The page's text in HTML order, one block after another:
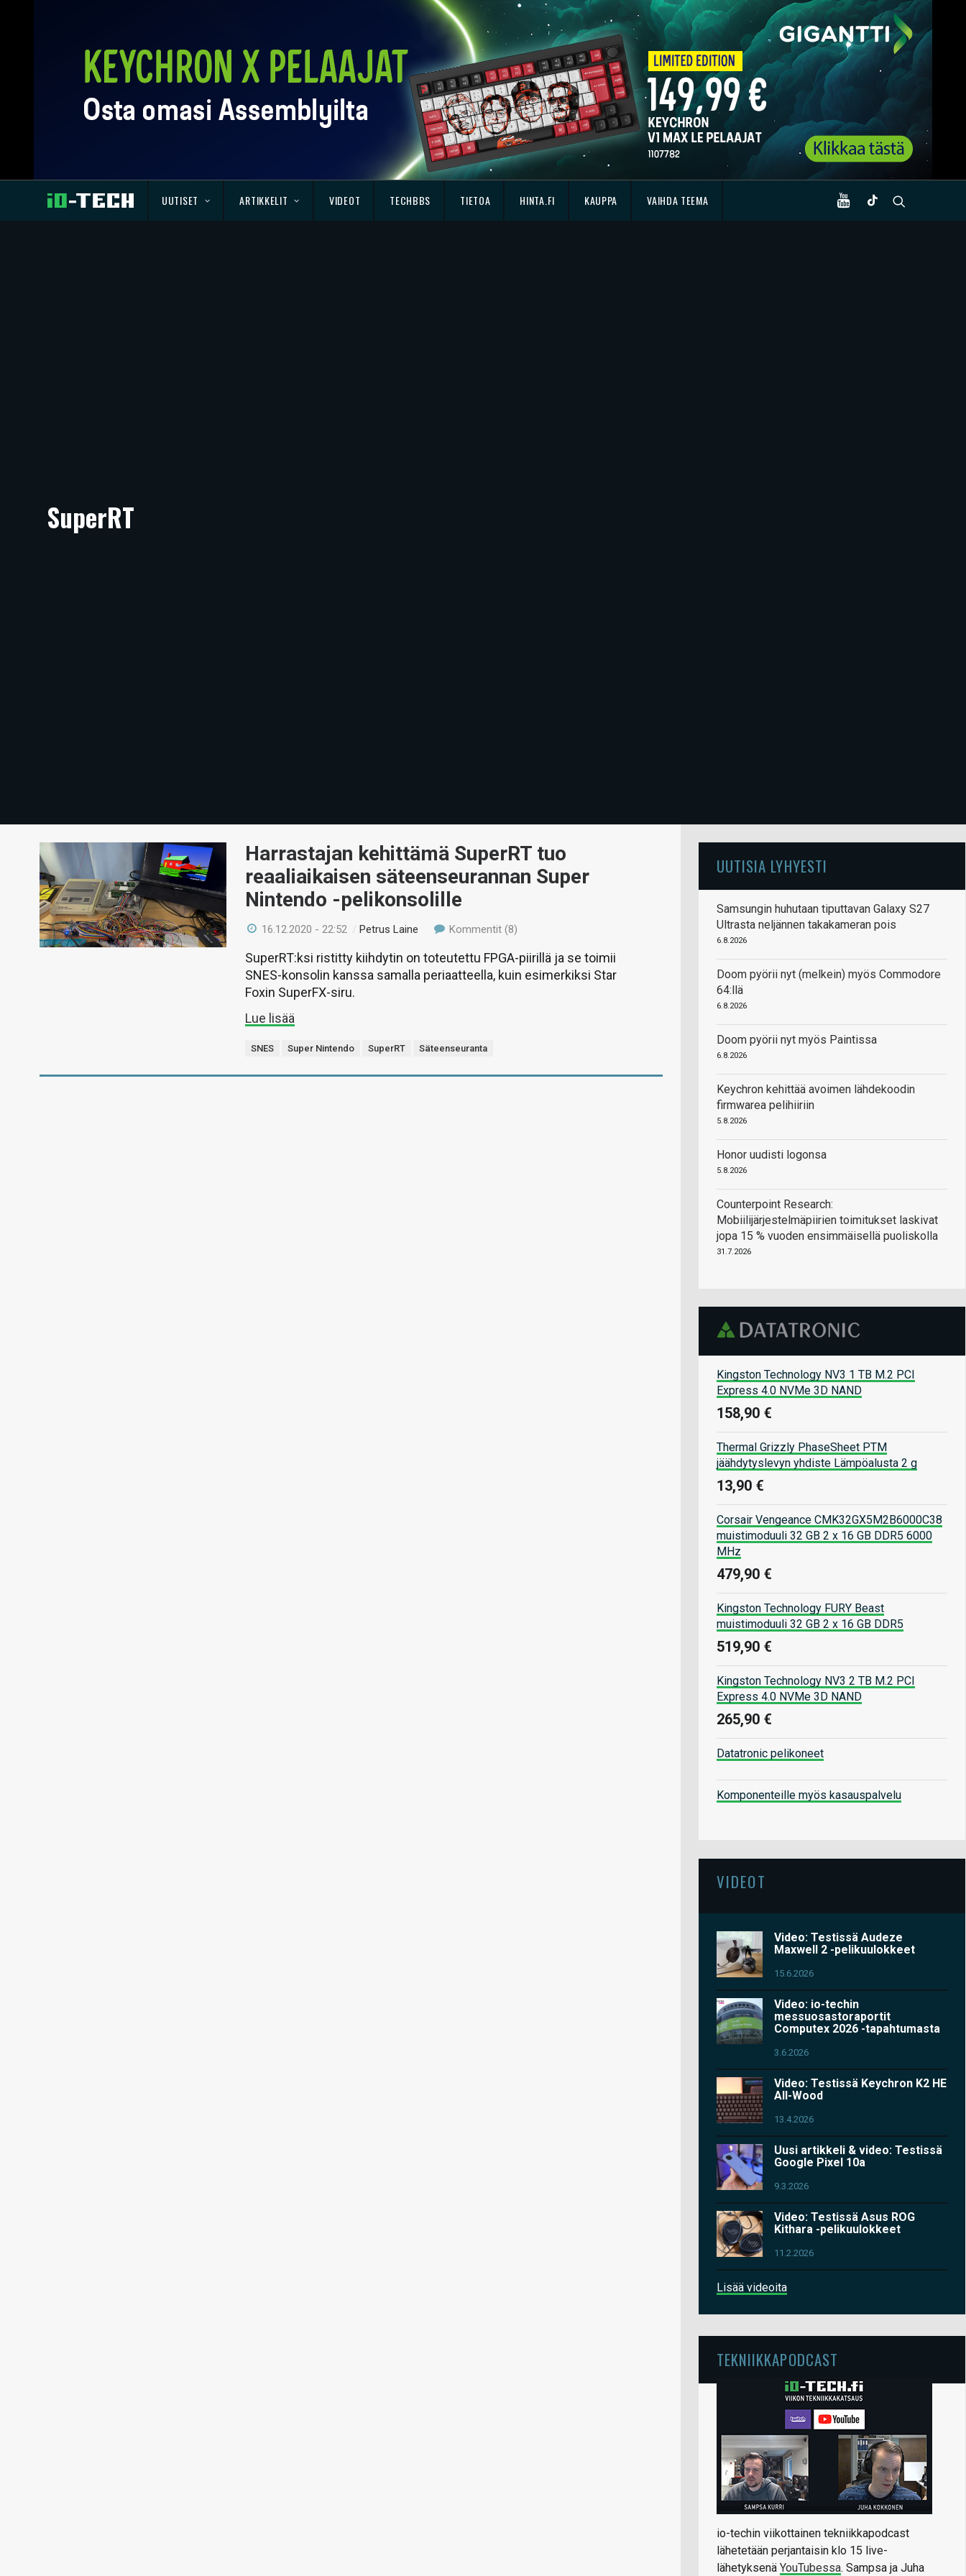
UUTISET ARTIKKELIT VIDEOT TECHBBS TIETOA HINTA.FI KAUPPA VAIHDA TEEMA
SuperRT
Harrastajan kehittämä SuperRT tuo
reaaliaikaisen säteenseurannan Super
Nintendo -pelikonsolille
16.12.2020 - 22:52 /Petrus Laine Kommentit (8)
SuperRT:ksi ristitty kiihdytin on toteutettu FPGA-piirillä ja se toimii
SNES-konsolin kanssa samalla periaatteella, kuin esimerkiksi Star
Foxin SuperFX-siru.
Lue lisää
SNES Super Nintendo SuperRT Säteenseuranta
UUTISIA LYHYESTI
Samsungin huhutaan tiputtavan Galaxy S27
Ultrasta neljännen takakameran pois
6.8.2026
Doom pyörii nyt (melkein) myös Commodore
64:llä
6.8.2026
Doom pyörii nyt myös Paintissa
6.8.2026
Keychron kehittää avoimen lähdekoodin
firmwarea pelihiiriin
5.8.2026
Honor uudisti logonsa
5.8.2026
Counterpoint Research:
Mobiilijärjestelmäpiirien toimitukset laskivat
jopa 15 % vuoden ensimmäisellä puoliskolla
31.7.2026
Kingston Technology NV3 1 TB M.2 PCI
Express 4.0 NVMe 3D NAND
158,90 €
Thermal Grizzly PhaseSheet PTM
jäähdytyslevyn yhdiste Lämpöalusta 2 g
13,90 €
Corsair Vengeance CMK32GX5M2B6000C38
muistimoduuli 32 GB 2 x 16 GB DDR5 6000
MHz
479,90 €
Kingston Technology FURY Beast
muistimoduuli 32 GB 2 x 16 GB DDR5
519,90 €
Kingston Technology NV3 2 TB M.2 PCI
Express 4.0 NVMe 3D NAND
265,90 €
Datatronic pelikoneet
Komponenteille myös kasauspalvelu
VIDEOT
Video: Testissä Audeze
Maxwell 2 -pelikuulokkeet
15.6.2026
Video: io-techin
messuosastoraportit
Computex 2026 -tapahtumasta
3.6.2026
Video: Testissä Keychron K2 HE
All-Wood
13.4.2026
Uusi artikkeli & video: Testissä
Google Pixel 10a
9.3.2026
Video: Testissä Asus ROG
Kithara -pelikuulokkeet
11.2.2026
Lisää videoita
TEKNIIKKAPODCAST
io-techin viikottainen tekniikkapodcast
lähetetään perjantaisin klo 15 live-
lähetyksenä YouTubessa. Sampsa ja Juha